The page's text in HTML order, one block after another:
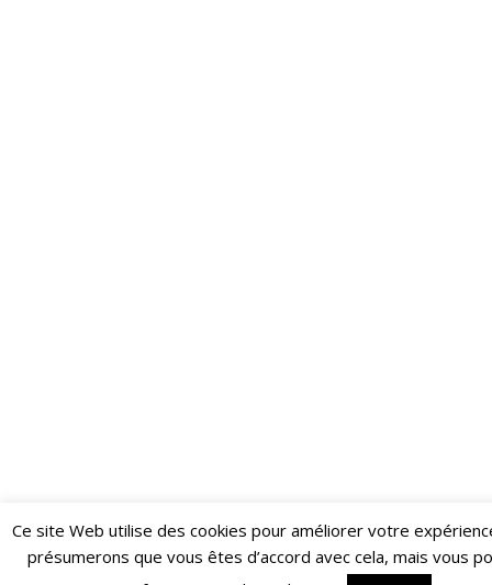
Restez informé·e des dernières actualités du Poing !
Ce site Web utilise des cookies pour améliorer votre
présumerons que vous êtes d’accord avec cela, mais vous